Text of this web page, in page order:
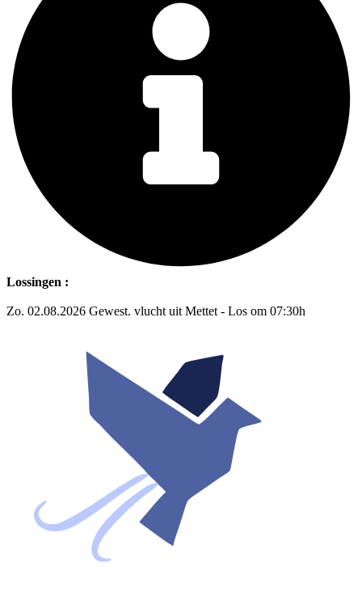
Lossingen :
Zo. 02.08.2026 Gewest. vlucht uit Mettet - Los om 07:30h